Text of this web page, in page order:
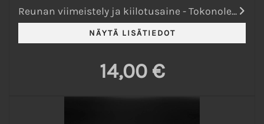
Reunan viimeistely ja kiilotusaine - Tokonole...
14,00 €